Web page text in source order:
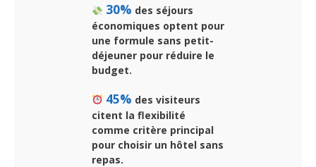
30% des séjours
économiques optent pour
une formule sans petit-
déjeuner pour réduire le
budget.
45% des visiteurs
citent la flexibilité
comme critère principal
pour choisir un hôtel sans
repas.